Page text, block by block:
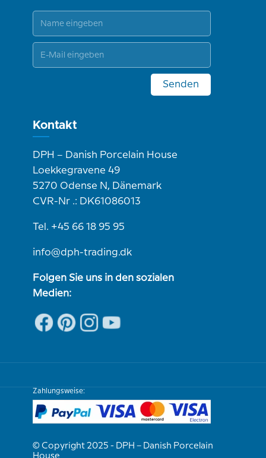
Senden
Kontakt
DPH – Danish Porcelain House
Loekkegravene 49
5270 Odense N, Dänemark
CVR-Nr .: DK61086013
Tel. +45 66 18 95 95
info@dph-trading.dk
Folgen Sie uns in den sozialen
Medien:
Zahlungsweise:
© Copyright 2025 - DPH – Danish Porcelain
House